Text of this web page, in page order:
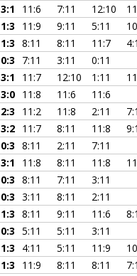
3:1 11:6 7:11 12:10
1:3 11:9 9:11 5:11
1:3 8:11 8:11 11:7
0:3 7:11 3:11
0:11
3:1 11:7 12:10 1:11
3:0 11:8 11:6
11:6
2:3 11:2 11:8 2:11
3:2 11:7 8:11 11:8
0:3 8:11 2:11 7:11
3:1 11:8 8:11 11:8
0:3 8:11 7:11 3:11
0:3 3:11 8:11 2:11
1:3 8:11 9:11 11:6
0:3 5:11 5:11 3:11
1:3 4:11 5:11 11:9
1:3 11:9 8:11 8:11